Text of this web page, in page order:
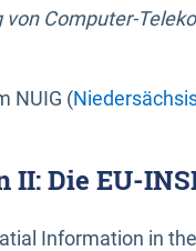
Computer-
NUIG (
II: Die EU-
Information in